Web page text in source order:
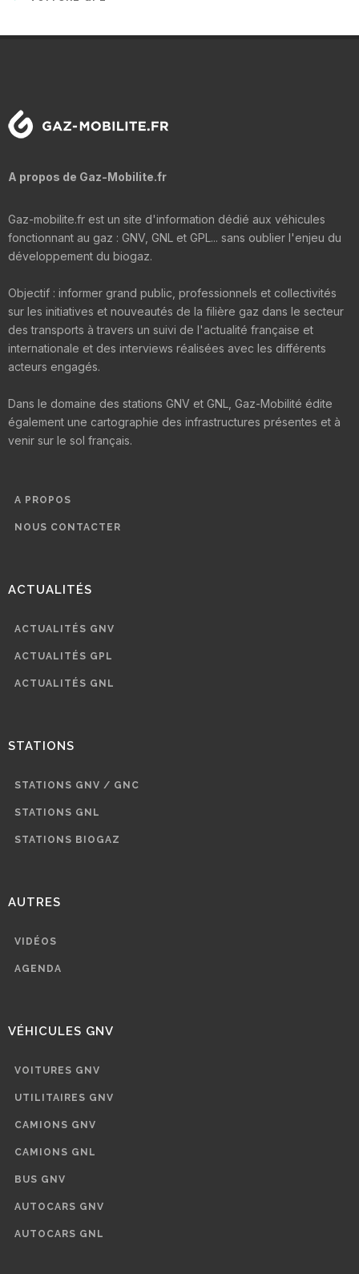
A propos de Gaz-Mobilite.fr
Gaz-mobilite.fr est un site d'information dédié aux véhicules
fonctionnant au gaz : GNV, GNL et GPL... sans oublier l'enjeu du
développement du biogaz.
Objectif : informer grand public, professionnels et collectivités
sur les initiatives et nouveautés de la filière gaz dans le secteur
des transports à travers un suivi de l'actualité française et
internationale et des interviews réalisées avec les différents
acteurs engagés.
Dans le domaine des stations GNV et GNL, Gaz-Mobilité édite
également une cartographie des infrastructures présentes et à
venir sur le sol français.
A PROPOS
NOUS CONTACTER
ACTUALITÉS
ACTUALITÉS GNV
ACTUALITÉS GPL
ACTUALITÉS GNL
STATIONS
STATIONS GNV / GNC
STATIONS GNL
STATIONS BIOGAZ
AUTRES
VIDÉOS
AGENDA
VÉHICULES GNV
VOITURES GNV
UTILITAIRES GNV
CAMIONS GNV
CAMIONS GNL
BUS GNV
AUTOCARS GNV
AUTOCARS GNL